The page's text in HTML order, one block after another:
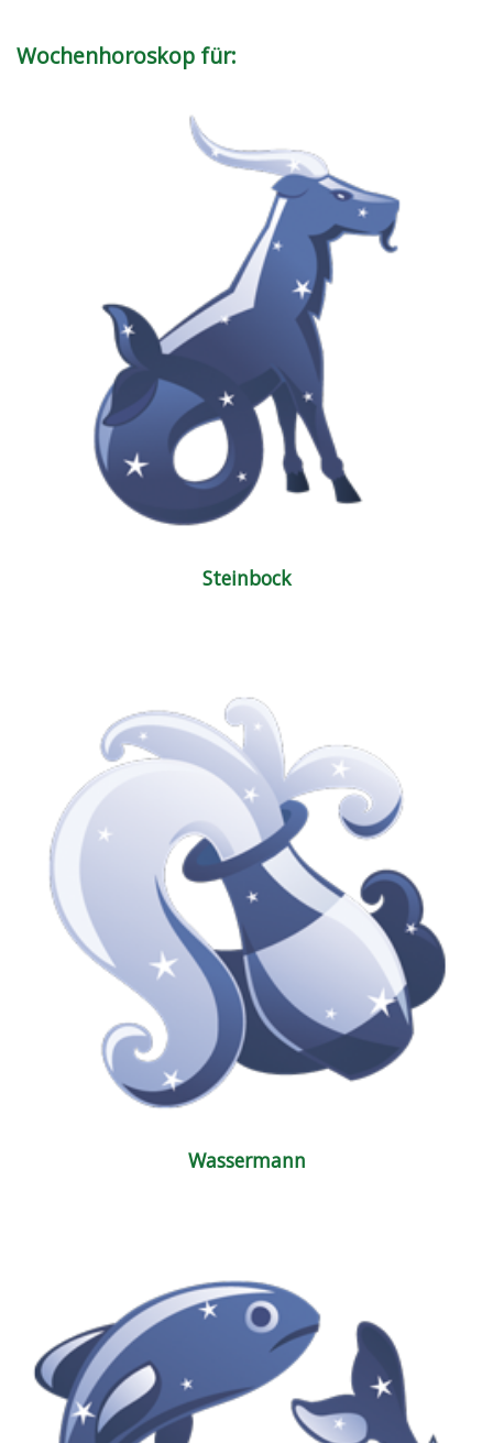
Wochenhoroskop für:
Steinbock
Wassermann